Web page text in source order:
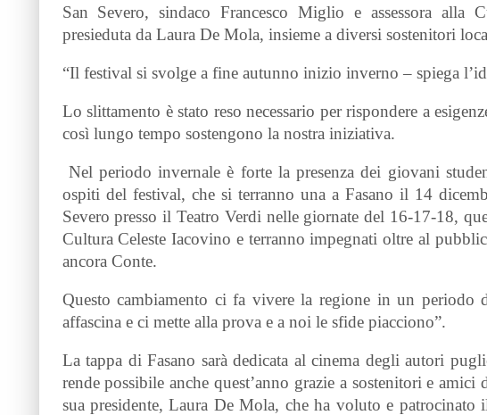
San Severo, sindaco Francesco Miglio e assessora alla
presieduta da Laura De Mola, insieme a diversi sostenitori
“Il festival si svolge a fine autunno inizio inverno – spiega
Lo slittamento è stato reso necessario per rispondere a
così lungo tempo sostengono la nostra iniziativa.
Nel periodo invernale è forte la presenza dei giovani
ospiti del festival, che si terranno una a Fasano il 14
Severo presso il Teatro Verdi nelle giornate del 16-17-18,
Cultura Celeste Iacovino e terranno impegnati oltre al
ancora Conte.
Questo cambiamento ci fa vivere la regione in un
affascina e ci mette alla prova e a noi le sfide piacciono”.
La tappa di Fasano sarà dedicata al cinema degli autori
rende possibile anche quest’anno grazie a sostenitori e
sua presidente, Laura De Mola, che ha voluto e